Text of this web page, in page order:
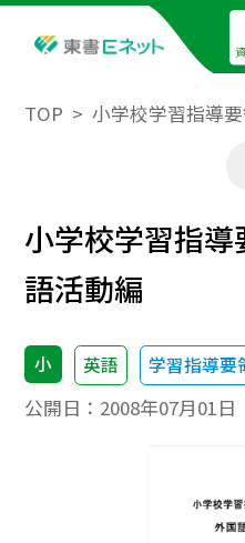
TOP 小学校学習指導
小学校学習指
語活動編
小 英語 学習指導要
公開日： 2008年07月01日